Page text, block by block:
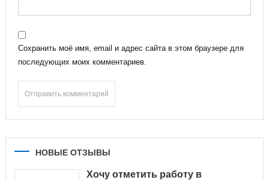
Сохранить моё имя, email и адрес сайта в этом браузере для
последующих моих комментариев.
НОВЫЕ ОТЗЫВЫ
Хочу отметить работу в